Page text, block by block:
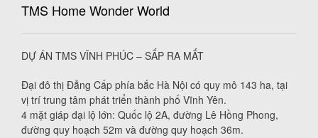
TMS Home Wonder World
DỰ ÁN TMS VĨNH PHÚC – SẮP RA MẮT
Đại đô thị Đẳng Cấp phía bắc Hà Nội có quy mô 143 ha, tại
vị trí trung tâm phát triển thành phố Vĩnh Yên.
4 mặt giáp đại lộ lớn: Quốc lộ 2A, đường Lê Hồng Phong,
đường quy hoạch 52m và đường quy hoạch 36m.